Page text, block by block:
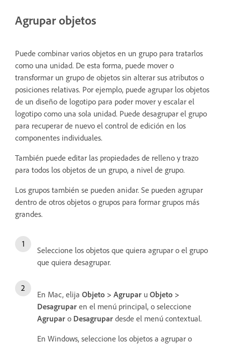
Agrupar objetos
Puede combinar varios objetos en un grupo para tratarlos
como una unidad. De esta forma, puede mover o
transformar un grupo de objetos sin alterar sus atributos o
posiciones relativas. Por ejemplo, puede agrupar los objetos
de un diseño de logotipo para poder mover y escalar el
logotipo como una sola unidad. Puede desagrupar el grupo
para recuperar de nuevo el control de edición en los
componentes individuales.
También puede editar las propiedades de relleno y trazo
para todos los objetos de un grupo, a nivel de grupo.
Los grupos también se pueden anidar. Se pueden agrupar
dentro de otros objetos o grupos para formar grupos más
grandes.
Seleccione los objetos que quiera agrupar o el grupo
que quiera desagrupar.
En Mac, elija Objeto > Agrupar u Objeto >
Desagrupar en el menú principal, o seleccione
Agrupar o Desagrupar desde el menú contextual.
En Windows, seleccione los objetos a agrupar o